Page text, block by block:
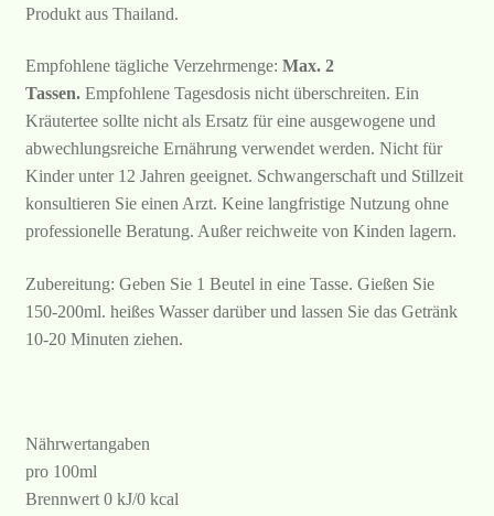
Produkt aus Thailand.
Empfohlene tägliche Verzehrmenge: Max. 2
Tassen. Empfohlene Tagesdosis nicht überschreiten. Ein
Kräutertee sollte nicht als Ersatz für eine ausgewogene und
abwechlungsreiche Ernährung verwendet werden. Nicht für
Kinder unter 12 Jahren geeignet. Schwangerschaft und Stillzeit
konsultieren Sie einen Arzt. Keine langfristige Nutzung ohne
professionelle Beratung. Außer reichweite von Kinden lagern.
Zubereitung: Geben Sie 1 Beutel in eine Tasse. Gießen Sie
150-200ml. heißes Wasser darüber und lassen Sie das Getränk
10-20 Minuten ziehen.
Nährwertangaben
pro 100ml
Brennwert 0 kJ/0 kcal